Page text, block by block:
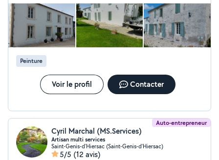
intérieur extérieur sur tout supports RÉNOVATION:
intérieur extérieur NETTOYAGE et HYDROFUGE des
façades murs dallage toitures ENTRETIEN ESPACES
VERTS: Élagage Tailles et Abattage tout type d'arbres
toutes hauteurs Tailles de haies toutes hauteurs toutes
distances entretien des parc et jardin
débroussaillement Travail avec tout le matériel
nécessaire camion benne camion nacelle jusqu'à 20m
de haut je suis 100% autonome Déplacements et Devis
GRATUIT intervention Rapide
Peinture
Voir le profil Contacter
Auto-entrepreneur
Cyril Marchal (MS.Services)
Artisan multi services
Saint-Genis-d'Hiersac (Saint-Genis-d'Hiersac)
5/5 (12 avis)